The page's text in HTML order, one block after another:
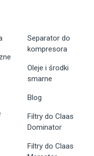
Separator do
kompresora
Oleje i środki
smarne
Blog
Filtry do Claas
Dominator
Filtry do Claas